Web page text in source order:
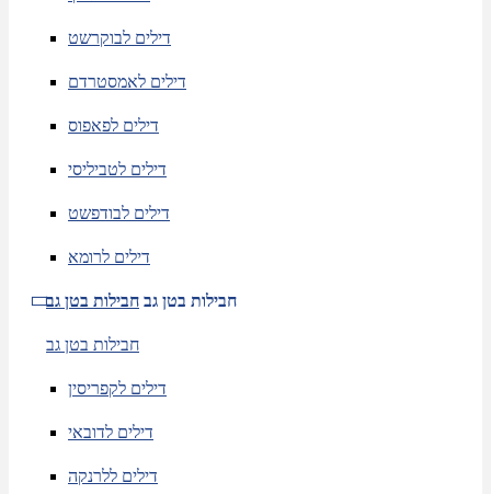
דילים לבוקרשט
דילים לאמסטרדם
דילים לפאפוס
דילים לטביליסי
דילים לבודפשט
דילים לרומא
חבילות בטן גב חבילות בטן גב
חבילות בטן גב
דילים לקפריסין
דילים לדובאי
דילים ללרנקה